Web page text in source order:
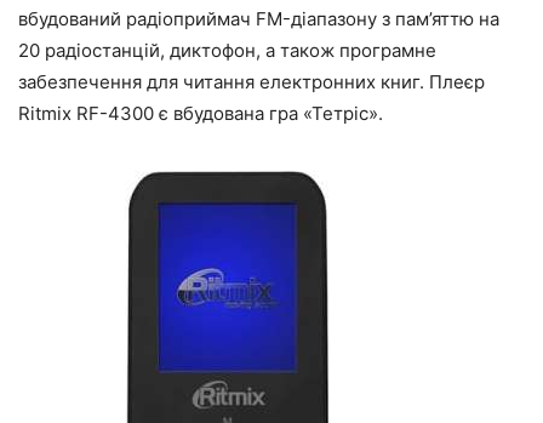
вбудований радіоприймач FM-діапазону з пам’яттю на
20 радіостанцій, диктофон, а також програмне
забезпечення для читання електронних книг. Плеєр
Ritmix RF-4300 є вбудована гра «Тетріс».